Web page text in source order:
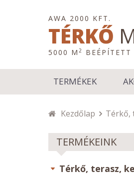
AWA 2000 KFT.
TÉRKŐ
5000 M 2 BEÉPÍTETT
TERMÉKEK
Kezdőlap Térkő,
TERMÉKEINK
Térkő, terasz,